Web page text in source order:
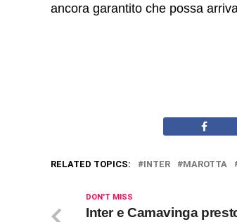
ancora garantito che possa
RELATED TOPICS: INTER MAROTTA
DON'T MISS
Inter e Camavinga